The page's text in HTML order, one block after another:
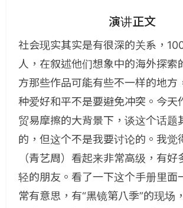
演讲正文
社会现实其实是有很深的关系，
人，在叙述他们想象中的海外探索
方那些作品可能有些不一样的地方
种爱好和平不是要避免冲突。今天
贸易摩擦的大背景下，谈这个话题
的，但这个不是我要讨论的。我觉
（青艺周）看起来非常高级，有好
轻的朋友。看了一下这个手册里面
常有意思，有“黑镜第八季”的现场